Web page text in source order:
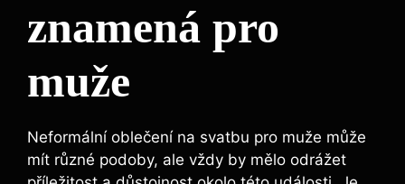
znamená pro
muže
Neformální oblečení na svatbu pro muže může
⁤mít různé podoby, ale vždy by mělo odrážet